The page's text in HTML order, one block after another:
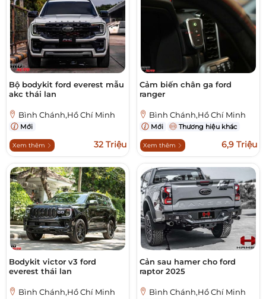
Bộ bodykit ford everest mẫu
akc thái lan
Bình Chánh,Hồ Chí Minh
Mới
Xem thêm 32 Triệu
Cảm biến chân ga ford
ranger
Bình Chánh,Hồ Chí Minh
Mới Thương hiệu khác
Xem thêm 6,9 Triệu
Bodykit victor v3 ford
everest thái lan
Bình Chánh,Hồ Chí Minh
Cản sau hamer cho ford
raptor 2025
Bình Chánh,Hồ Chí Minh